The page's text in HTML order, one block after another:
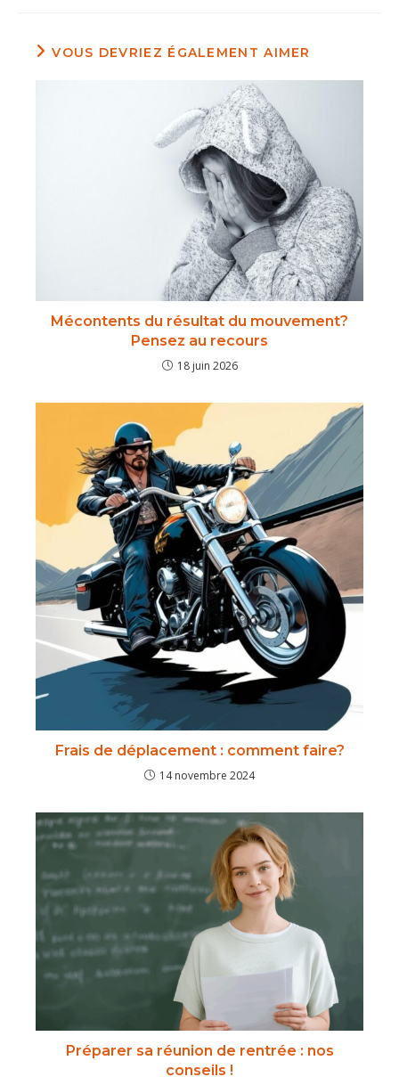
VOUS DEVRIEZ ÉGALEMENT AIMER
Mécontents du résultat du mouvement?
Pensez au recours
18 juin 2026
Frais de déplacement : comment faire?
14 novembre 2024
Préparer sa réunion de rentrée : nos
conseils !